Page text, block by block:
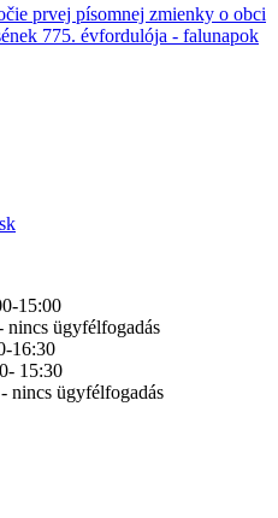
15:00
nincs ügyfélfogadás
16:30
15:30
nincs ügyfélfogadás